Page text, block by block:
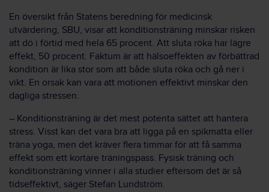
En översikt från Statens beredning för medicinsk
utvärdering, SBU, visar att konditionsträning minskar risken
att dö i förtid med hela 65 procent. Att sluta röka har lägre
effekt, 50 procent. Faktum är att hälsoeffekten av förbättrad
kondition är lika stor som att både sluta röka och gå ner i
vikt. En orsak kan vara att motionen effektivt minskar den
dagliga stressen.
– Konditionsträning är det mest potenta sättet att hantera
stress. Visst kan det vara bra att ligga på en spikmatta eller
träna yoga, men det kräver flera timmar för att få samma
effekt som ett kortare träningspass. Fysisk träning och
konditionsträning vinner i alla studier eftersom det är så
tidseffektivt, säger Stefan Lundström.